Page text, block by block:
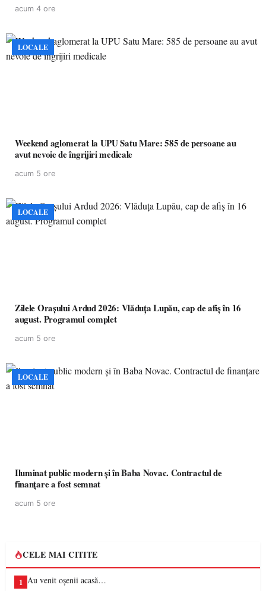
acum 4 ore
LOCALE
Weekend aglomerat la UPU Satu Mare: 585 de persoane au
avut nevoie de îngrijiri medicale
acum 5 ore
LOCALE
Zilele Orașului Ardud 2026: Vlăduța Lupău, cap de afiș în 16
august. Programul complet
acum 5 ore
LOCALE
Iluminat public modern și în Baba Novac. Contractul de
finanțare a fost semnat
acum 5 ore
CELE MAI CITITE
1 Au venit oșenii acasă…